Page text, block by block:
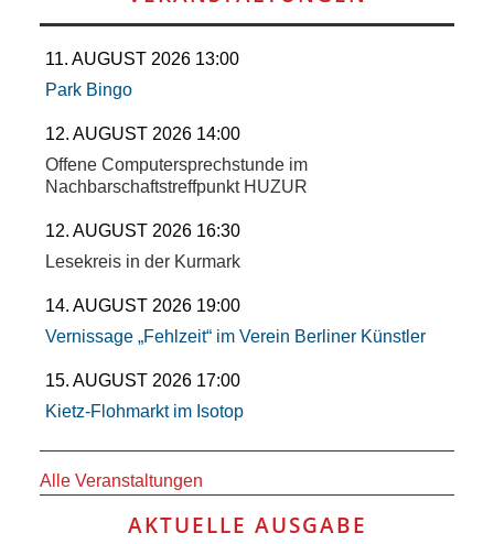
11. AUGUST 2026 13:00
Park Bingo
12. AUGUST 2026 14:00
Offene Computersprechstunde im
Nachbarschaftstreffpunkt HUZUR
12. AUGUST 2026 16:30
Lesekreis in der Kurmark
14. AUGUST 2026 19:00
Vernissage „Fehlzeit“ im Verein Berliner Künstler
15. AUGUST 2026 17:00
Kietz-Flohmarkt im Isotop
Alle Veranstaltungen
AKTUELLE AUSGABE